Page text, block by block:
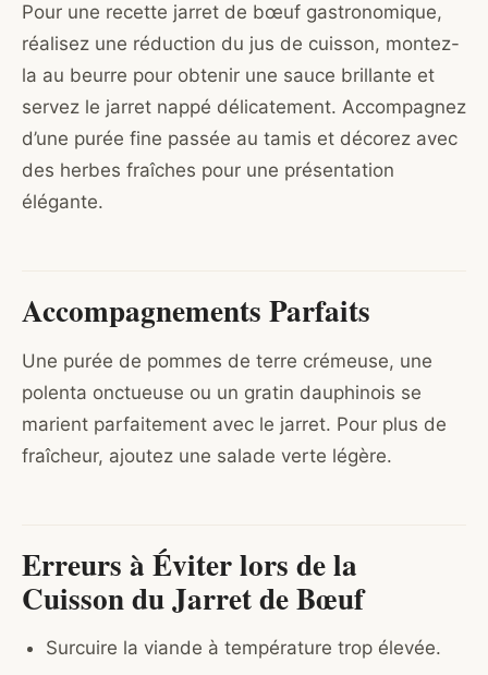
Pour une recette jarret de bœuf gastronomique,
réalisez une réduction du jus de cuisson, montez-
la au beurre pour obtenir une sauce brillante et
servez le jarret nappé délicatement. Accompagnez
d’une purée fine passée au tamis et décorez avec
des herbes fraîches pour une présentation
élégante.
Accompagnements Parfaits
Une purée de pommes de terre crémeuse, une
polenta onctueuse ou un gratin dauphinois se
marient parfaitement avec le jarret. Pour plus de
fraîcheur, ajoutez une salade verte légère.
Erreurs à Éviter lors de la
Cuisson du Jarret de Bœuf
Surcuire la viande à température trop élevée.